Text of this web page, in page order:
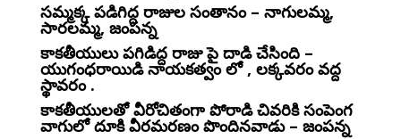
సమ్మక్క పడిగిద్ద రాజుల సంతానం – నాగులమ్మ,
సారలమ్మ, జంపన్న
కాకతీయులు పగిడిద్ద రాజు పై దాడి చేసింది –
యుగంధరాయిడి నాయకత్వం లో , లక్కవరం వద్ద
స్థావరం .
కాకతీయులతో వీరోచితంగా పోరాడి చివరికి సంపెంగ
వాగులో దూకి వీరమరణం పొందినవాడు – జంపన్న